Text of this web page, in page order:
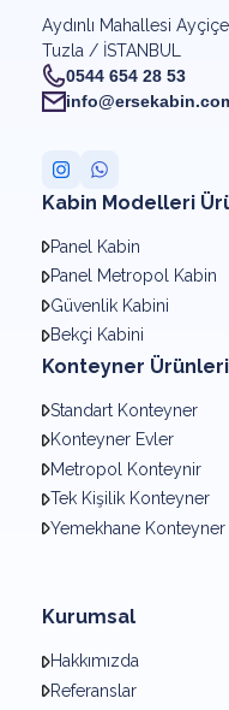
Aydınlı Mahallesi
Tuzla / İSTANBUL
0544 654 28 53
Kabin Modelleri
Panel Kabin
Panel Metropol Kabin
Güvenlik Kabini
Bekçi Kabini
Konteyner Ürünleri
Standart Konteyner
Konteyner Evler
Metropol Konteynir
Tek Kişilik Konteyner
Yemekhane Konteyner
Kurumsal
Hakkımızda
Referanslar